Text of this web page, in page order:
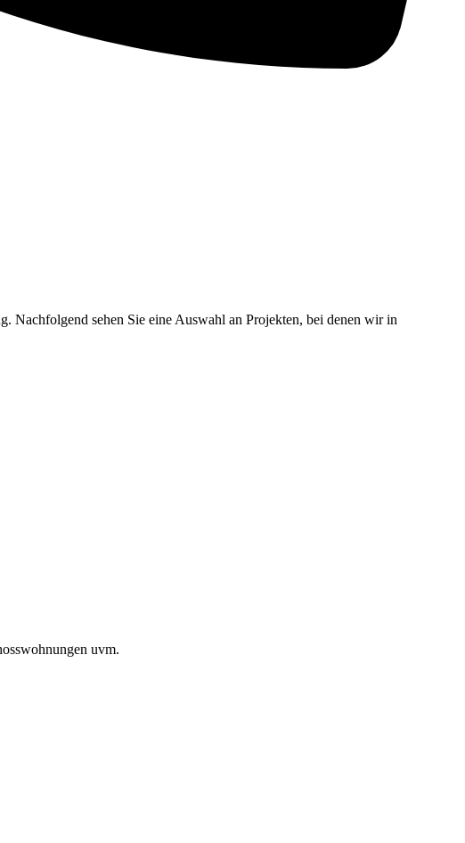
Nachfolgend sehen Sie eine Auswahl an Projekten, bei denen wir in
uvm.